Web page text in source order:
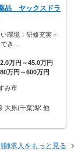
品 ヤックスドラ
環境！研修充実＋
き…
万円～45.0万円
万円～600万円
み市
大原(千葉)駅 他
師求人をもっと見る